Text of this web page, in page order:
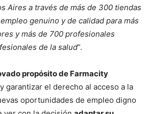
Aires a través de más de 300 tiendas
genuino y de calidad para más
y más de 700 profesionales
de la salud”.
propósito de Farmacity
garantizar el derecho al acceso a la
oportunidades de empleo digno